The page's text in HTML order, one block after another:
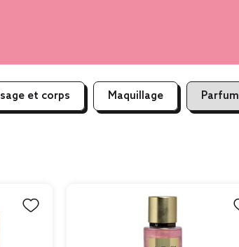
et corps Maquillage Parfum